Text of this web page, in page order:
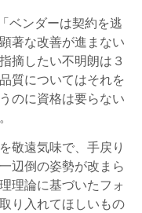
ベンダーは契約を逃
著な改善が進まない
摘したい不明朗は３
質についてはそれを
のに資格は要らない
敬遠気味で、手戻り
辺倒の姿勢が改まら
理論に基づいたフォ
り入れてほしいもの